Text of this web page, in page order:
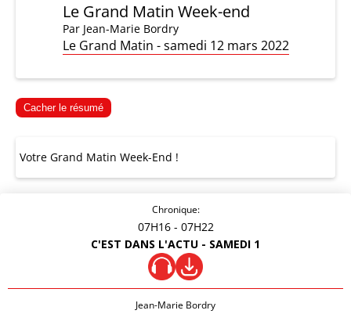
Le Grand Matin Week-end
Par Jean-Marie Bordry
Le Grand Matin - samedi 12 mars 2022
Cacher le résumé
Votre Grand Matin Week-End !
Chronique:
07H16 - 07H22
C'EST DANS L'ACTU - SAMEDI 1
Jean-Marie Bordry